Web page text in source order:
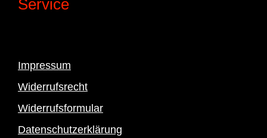
Service
Impressum
Widerrufsrecht
Widerrufsformular
Datenschutzerklärung